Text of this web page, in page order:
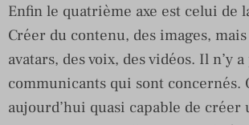
Enfin le quatrième axe est celui de
Créer du contenu, des images,
avatars, des voix, des vidéos. Il n’y
communicants qui sont concernés.
aujourd’hui quasi capable de créer